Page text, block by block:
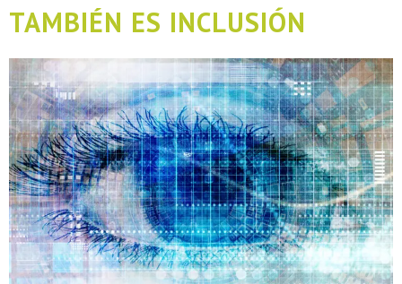
TAMBIÉN ES INCLUSIÓN